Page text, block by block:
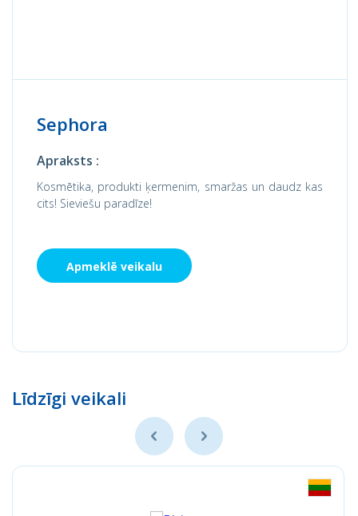
Sephora
Apraksts :
Kosmētika, produkti ķermenim, smaržas un daudz kas
cits! Sieviešu paradīze!
Apmeklē veikalu
Līdzīgi veikali